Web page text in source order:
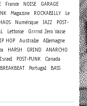
France NOISE
GARAGE
Magazine ROCKABILLY
Le
Numérique JAZZ
POST-
Lettonie
Grrrnd Zero Vaise
HOP Australie
Allemagne
HARSH GRIND
ANARCHO
Israel POST-PUNK
Canada
BREAKBEAT Portugal BASS